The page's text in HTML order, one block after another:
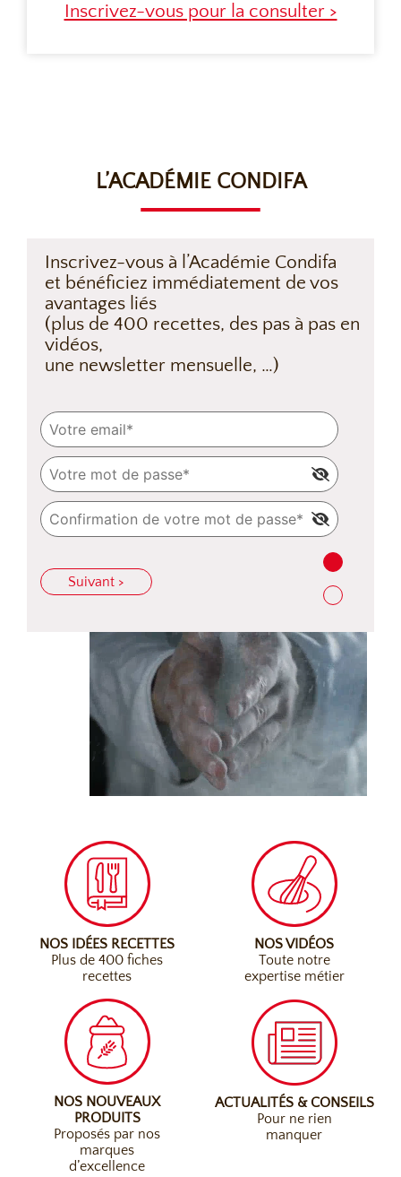
Inscrivez-vous pour la consulter >
L’ACADÉMIE CONDIFA
Inscrivez-vous à l’Académie Condifa
et bénéficiez immédiatement de vos
avantages liés
(plus de 400 recettes, des pas à pas en
vidéos,
une newsletter mensuelle, …)
Suivant >
NOS IDÉES RECETTES
Plus de 400 fiches
recettes
NOS VIDÉOS
Toute notre
expertise métier
NOS NOUVEAUX
PRODUITS
Proposés par nos
marques
d’excellence
ACTUALITÉS & CONSEILS
Pour ne rien
manquer